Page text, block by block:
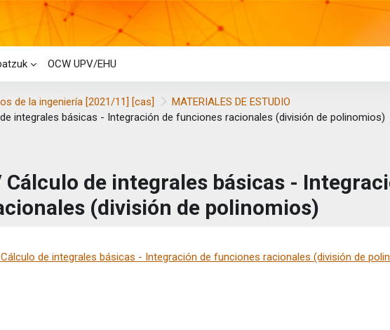
OCW UPV/EHU
de la ingeniería [2021/11] [cas]
MATERIALES DE ESTUDIO
de integrales básicas - Integración de funciones racionales (división de polinomios)
Cálculo de integrales básicas -
(división de polinomios)
Cálculo de integrales básicas - Integración de funciones racionales (división de